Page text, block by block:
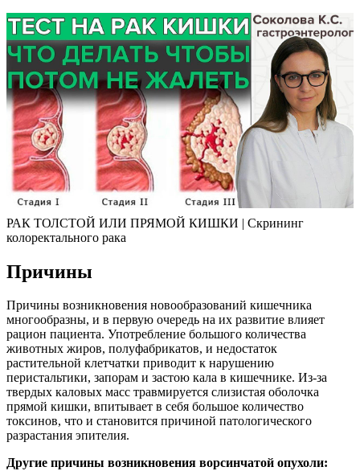
РАК ТОЛСТОЙ ИЛИ ПРЯМОЙ КИШКИ | Скрининг
колоректального рака
Причины
Причины возникновения новообразований кишечника
многообразны, и в первую очередь на их развитие влияет
рацион пациента. Употребление большого количества
животных жиров, полуфабрикатов, и недостаток
растительной клетчатки приводит к нарушению
перистальтики, запорам и застою кала в кишечнике. Из-за
твердых каловых масс травмируется слизистая оболочка
прямой кишки, впитывает в себя большое количество
токсинов, что и становится причиной патологического
разрастания эпителия.
Другие причины возникновения ворсинчатой опухоли: